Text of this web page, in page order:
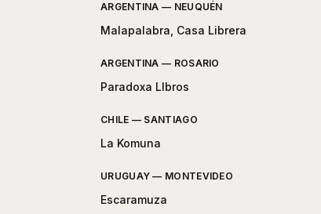
ARGENTINA — NEUQUÉN
Malapalabra, Casa Librera
ARGENTINA — ROSARIO
Paradoxa LIbros
CHILE — SANTIAGO
La Komuna
URUGUAY — MONTEVIDEO
Escaramuza